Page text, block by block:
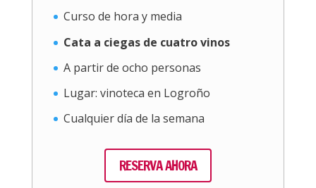
Curso de hora y media
Cata a ciegas de cuatro vinos
A partir de ocho personas
Lugar: vinoteca en Logroño
Cualquier día de la semana
RESERVA AHORA